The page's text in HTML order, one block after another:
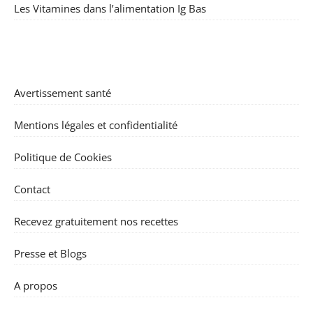
Les Vitamines dans l’alimentation Ig Bas
Avertissement santé
Mentions légales et confidentialité
Politique de Cookies
Contact
Recevez gratuitement nos recettes
Presse et Blogs
A propos